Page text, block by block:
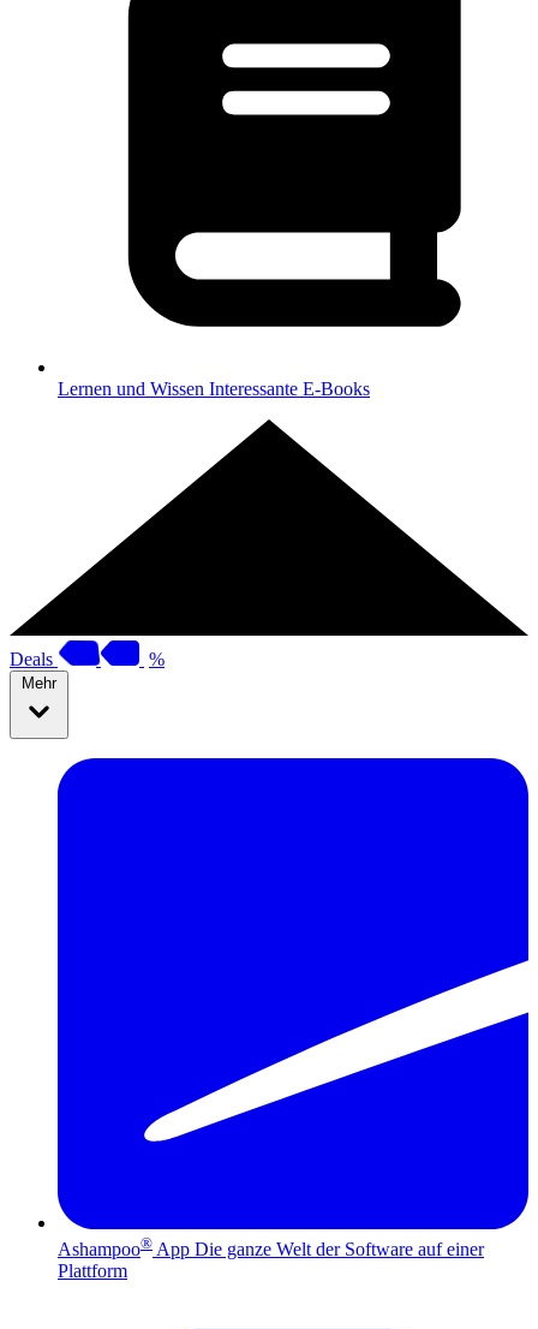
Lernen und Wissen Interessante E-Books
Deals %
Mehr
Ashampoo® App Die ganze Welt der Software auf einer
Plattform